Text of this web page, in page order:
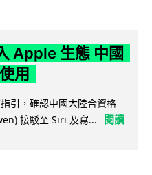
Apple 生態 中國
用
引，確認中國大陸合資格
接駁至 Siri 及寫...
閱讀